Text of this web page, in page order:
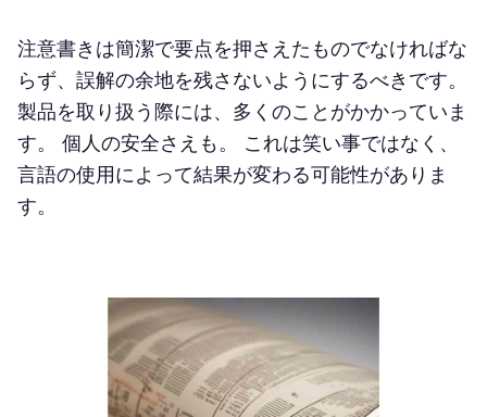
注意書きは簡潔で要点を押さえたものでなければな
らず、誤解の余地を残さないようにするべきです。
製品を取り扱う際には、多くのことがかかっていま
す。 個人の安全さえも。 これは笑い事ではなく、
言語の使用によって結果が変わる可能性がありま
す。